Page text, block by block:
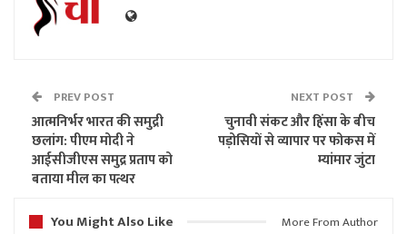
PREV POST
आत्मनिर्भर भारत की समुद्री
छलांग: पीएम मोदी ने
आईसीजीएस समुद्र प्रताप को
बताया मील का पत्थर
NEXT POST
चुनावी संकट और हिंसा के बीच
पड़ोसियों से व्यापार पर फोकस में
म्यांमार जुंटा
You Might Also Like More From Author